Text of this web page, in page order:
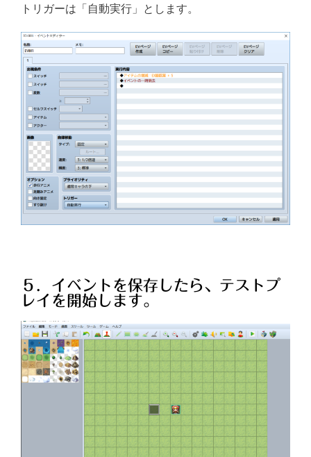
トリガーは「自動実行」とします。
５．イベントを保存したら、テストプ
レイを開始します。